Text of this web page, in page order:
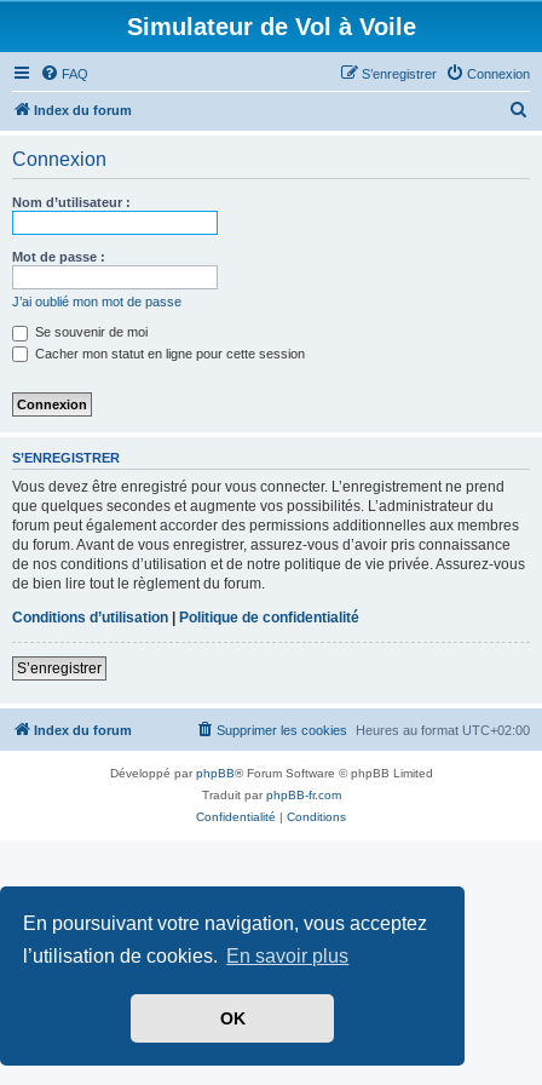
En poursuivant votre navigation, vous acceptez
l’utilisation de cookies. En savoir plus
OK
Simulateur de Vol à Voile
FAQ Connexion
S’enregistrer
Index du forum
Connexion
Nom d’utilisateur :
Mot de passe :
J’ai oublié mon mot de passe
Se souvenir de moi
Cacher mon statut en ligne pour cette session
S’ENREGISTRER
Vous devez être enregistré pour vous connecter. L’enregistrement ne prend
que quelques secondes et augmente vos possibilités. L’administrateur du
forum peut également accorder des permissions additionnelles aux membres
du forum. Avant de vous enregistrer, assurez-vous d’avoir pris connaissance
de nos conditions d’utilisation et de notre politique de vie privée. Assurez-vous
de bien lire tout le règlement du forum.
Conditions d’utilisation | Politique de confidentialité
S’enregistrer
Index du forum Heures au format UTC+02:00
Supprimer les cookies
Développé parphpBB® Forum Software © phpBB Limited
Traduit parphpBB-fr.com
Confidentialité | Conditions